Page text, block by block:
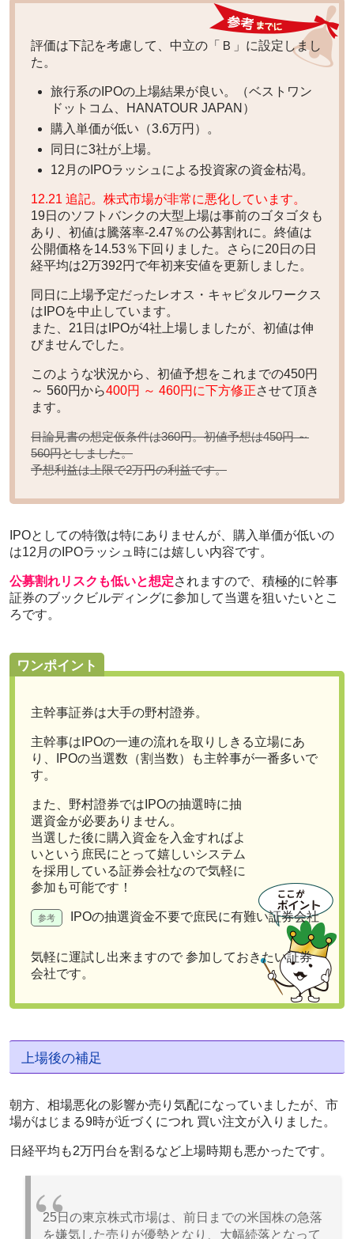
評価は下記を考慮して、 中立の「Ｂ」 に設定しまし
た。
旅行系のIPOの上場結果が良い。（ベストワン
ドットコム、HANATOUR JAPAN）
購入単価が低い（3.6万円）。
同日に3社が上場。
12月のIPOラッシュによる投資家の資金枯渇。
12.21 追記。株式市場が非常に悪化しています。
19日のソフトバンクの大型上場は事前のゴタゴタも
あり、初値は騰落率-2.47％の公募割れに。終値は
公開価格を14.53％下回りました。さらに20日の日
経平均は2万392円で年初来安値を更新しました。
同日に上場予定だったレオス・キャピタルワークス
はIPOを中止しています。
また、21日はIPOが4社上場しましたが、初値は伸
びませんでした。
このような状況から、初値予想をこれまでの450円
～ 560円から400円 ～ 460円に下方修正させて頂き
ます。
目論見書の想定仮条件は360円。初値予想は450円 ～
560円としました。
予想利益は上限で2万円の利益です。
IPOとしての特徴は特にありませんが、購入単価が低いの
は12月のIPOラッシュ時には嬉しい内容です。
公募割れリスクも低いと想定されますので、積極的に幹事
証券のブックビルディングに参加して当選を狙いたいとこ
ろです。
ワンポイント
主幹事証券は大手の野村證券。
主幹事はIPOの一連の流れを取りしきる立場にあ
り、
IPOの当選数（割当数）も主幹事が一番多いで
す。
また、野村證券ではIPOの抽選時に抽
選資金が必要ありません。
当選した後に購入資金を入金すればよ
いという庶民にとって嬉しいシステム
を採用している証券会社なので気軽に
参加も可能です！
IPOの抽選資金不要で庶民に有難い証券会社
気軽に運試し出来ますので 参加しておきたい証券
会社です。
上場後の補足
朝方、相場悪化の影響か売り気配になっていましたが、市
場がはじまる9時が近づくにつれ 買い注文が入りました。
日経平均も2万円台を割るなど上場時期も悪かったです。
25日の東京株式市場は、前日までの米国株の急落
を嫌気した売りが優勢となり、大幅続落となって